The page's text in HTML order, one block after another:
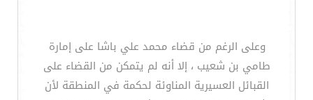
وعلى الرغم من قضاء محمد علي باشا على إمارة
طامي بن شعيب ، إلا أنه لم يتمكن من القضاء على
القبائل العسيرية المناوئة لحكمة في المنطقة لأن